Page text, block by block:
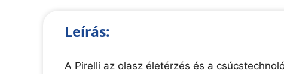
Leírás:
A Pirelli az olasz életérzés és a